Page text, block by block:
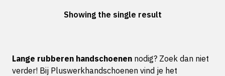
Showing the single result
Lange rubberen handschoenen nodig? Zoek dan niet
verder! Bij Pluswerkhandschoenen vind je het